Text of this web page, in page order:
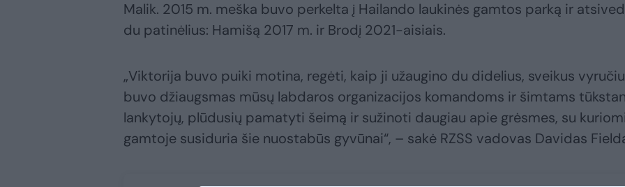
Malik. 2015 m. meška buvo perkelta į Hailando laukinės gamtos parką ir
du patinėlius: Hamišą 2017 m. ir Brodį 2021-aisiais.
„Viktorija buvo puiki motina, regėti, kaip ji užaugino du didelius, sveikus
buvo džiaugsmas mūsų labdaros organizacijos komandoms ir šimtams
lankytojų, plūdusių pamatyti šeimą ir sužinoti daugiau apie grėsmes, su
gamtoje susiduria šie nuostabūs gyvūnai“, – sakė RZSS vadovas Davidas